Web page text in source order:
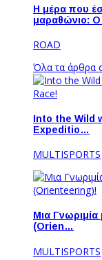
Η μέρα που
μαραθώνιο:
ROAD
Όλα τα άρθρα
Into the Wild
Expeditio…
MULTISPORTS
Μια
(Orien…
MULTISPORTS